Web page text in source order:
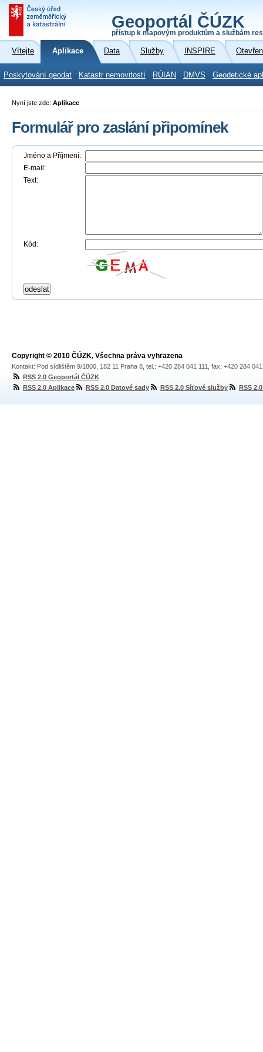
Geoportál ČÚZK
přístup k mapovým produktům a službám
Vítejte Aplikace Data Služby INSPIRE
Poskytování geodat Katastr nemovitostí RÚIAN DMVS Geodetické
Nyní jste zde: Aplikace
Formulář pro zaslání připomínek
Jméno a Příjmení:
E-mail:
Text:
Kód:
Copyright © 2010 ČÚZK, Všechna práva vyhrazena
Kontakt: Pod sídlištěm 9/1800, 182 11 Praha 8, tel.: +420 284 041 111, fax: +420 284
RSS 2.0 Geoportál ČÚZK
RSS 2.0 Aplikace
RSS 2.0 Datové sady RSS 2.0 Síťové služby RSS